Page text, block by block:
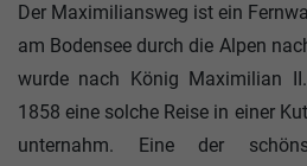
Der Maximiliansweg ist ein
am Bodensee durch die Alpen
wurde nach König Maximilian
1858 eine solche Reise in einer
unternahm. Eine der